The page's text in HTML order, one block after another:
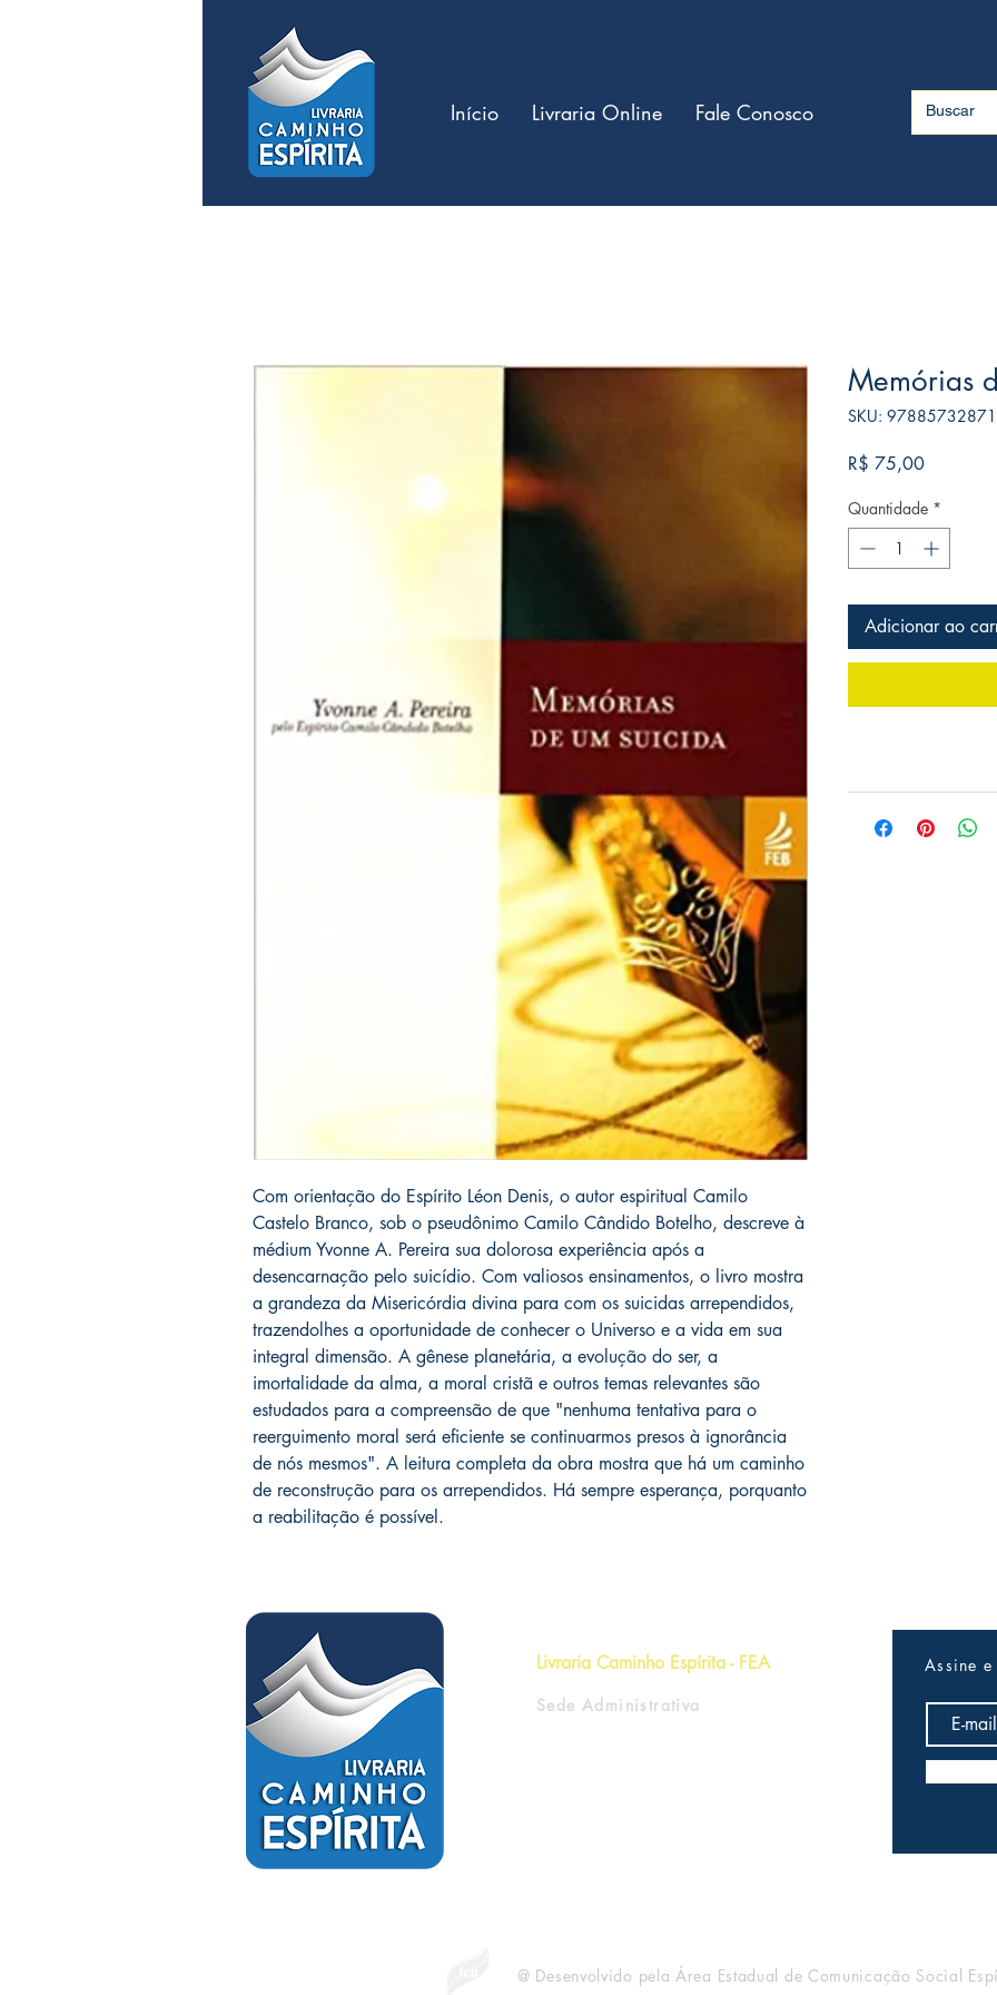
Início Livraria Online Fale Conosco
Com orientação do Espírito Léon Denis, o autor espiritual Camilo
Castelo Branco, sob o pseudônimo Camilo Cândido Botelho, descreve à
médium Yvonne A. Pereira sua dolorosa experiência após a
desencarnação pelo suicídio. Com valiosos ensinamentos, o livro mostra
a grandeza da Misericórdia divina para com os suicidas arrependidos,
trazendolhes a oportunidade de conhecer o Universo e a vida em sua
integral dimensão. A gênese planetária, a evolução do ser, a
imortalidade da alma, a moral cristã e outros temas relevantes são
estudados para a compreensão de que "nenhuma tentativa para o
reerguimento moral será eficiente se continuarmos presos à ignorância
de nós mesmos". A leitura completa da obra mostra que há um caminho
de reconstrução para os arrependidos. Há sempre esperança, porquanto
a reabilitação é possível.
Memórias
SKU:
R$ 75,00Preço
Quantidade *
Adicionar ao
Livraria Caminho Espírita - FEA
Sede Administrativa
Assine
@ Desenvolvido pela Área Estadual de Comunicação Social